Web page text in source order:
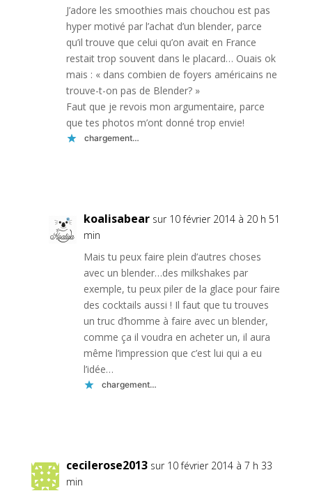
J’adore les smoothies mais chouchou est pas
hyper motivé par l’achat d’un blender, parce
qu’il trouve que celui qu’on avait en France
restait trop souvent dans le placard… Ouais ok
mais : « dans combien de foyers américains ne
trouve-t-on pas de Blender? »
Faut que je revois mon argumentaire, parce
que tes photos m’ont donné trop envie!
chargement…
koalisabear sur 10 février 2014 à 20 h 51
min
Mais tu peux faire plein d’autres choses
avec un blender…des milkshakes par
exemple, tu peux piler de la glace pour faire
des cocktails aussi ! Il faut que tu trouves
un truc d’homme à faire avec un blender,
comme ça il voudra en acheter un, il aura
même l’impression que c’est lui qui a eu
l’idée…
chargement…
cecilerose2013 sur 10 février 2014 à 7 h 33
min